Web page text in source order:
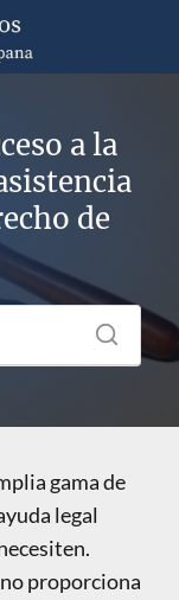
a la
de
gama de
legal
proporciona